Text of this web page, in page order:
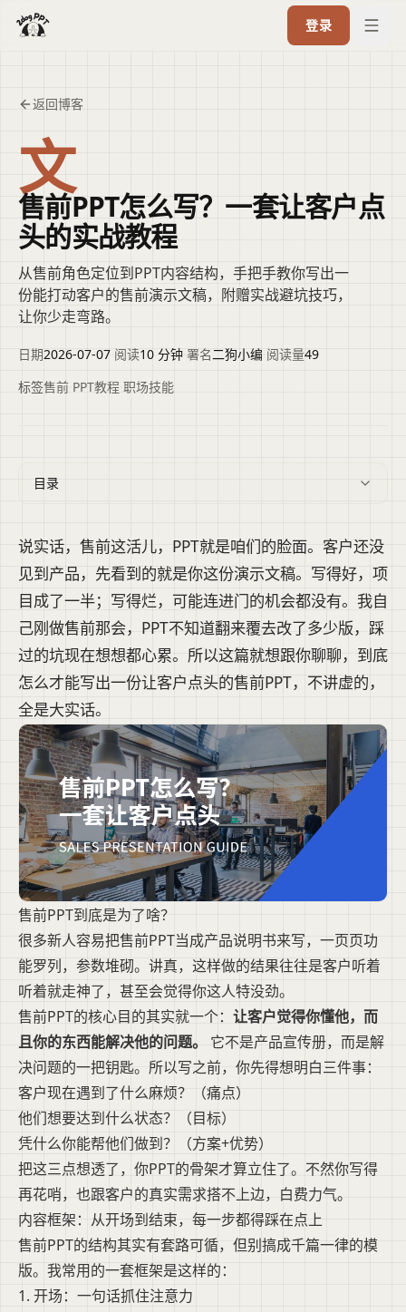
登录
返回博客
文
售前PPT怎么写？一套让客户点
头的实战教程
从售前角色定位到PPT内容结构，手把手教你写出一
份能打动客户的售前演示文稿，附赠实战避坑技巧，
让你少走弯路。
日期2026-07-07 阅读10 分钟 署名二狗小编 阅读量49
标签售前 PPT教程 职场技能
目录
说实话，售前这活儿，PPT就是咱们的脸面。客户还没
见到产品，先看到的就是你这份演示文稿。写得好，项
目成了一半；写得烂，可能连进门的机会都没有。我自
己刚做售前那会，PPT不知道翻来覆去改了多少版，踩
过的坑现在想想都心累。所以这篇就想跟你聊聊，到底
怎么才能写出一份让客户点头的售前PPT，不讲虚的，
全是大实话。
售前PPT到底是为了啥？
很多新人容易把售前PPT当成产品说明书来写，一页页功
能罗列，参数堆砌。讲真，这样做的结果往往是客户听着
听着就走神了，甚至会觉得你这人特没劲。
售前PPT的核心目的其实就一个： 让客户觉得你懂他，而
且你的东西能解决他的问题。
它不是产品宣传册，而是解
决问题的一把钥匙。所以写之前，你先得想明白三件事：
客户现在遇到了什么麻烦？（痛点）
他们想要达到什么状态？（目标）
凭什么你能帮他们做到？（方案+优势）
把这三点想透了，你PPT的骨架才算立住了。不然你写得
再花哨，也跟客户的真实需求搭不上边，白费力气。
内容框架：从开场到结束，每一步都得踩在点上
售前PPT的结构其实有套路可循，但别搞成千篇一律的模
版。我常用的一套框架是这样的：
1. 开场：一句话抓住注意力